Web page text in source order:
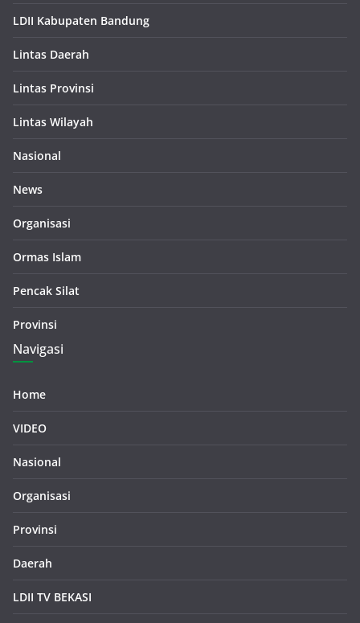
LDII Kabupaten Bandung
Lintas Daerah
Lintas Provinsi
Lintas Wilayah
Nasional
News
Organisasi
Ormas Islam
Pencak Silat
Provinsi
Navigasi
Home
VIDEO
Nasional
Organisasi
Provinsi
Daerah
LDII TV BEKASI